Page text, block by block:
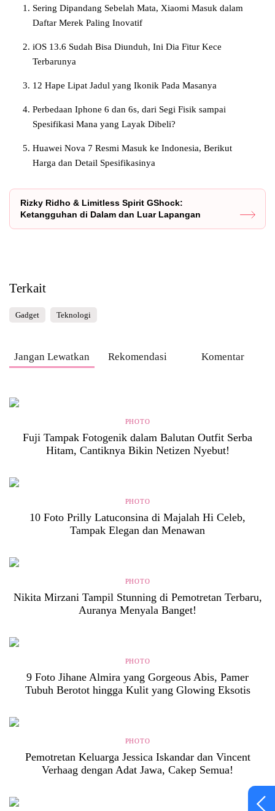
Sering Dipandang Sebelah Mata, Xiaomi Masuk dalam
Daftar Merek Paling Inovatif
iOS 13.6 Sudah Bisa Diunduh, Ini Dia Fitur Kece
Terbarunya
12 Hape Lipat Jadul yang Ikonik Pada Masanya
Perbedaan Iphone 6 dan 6s, dari Segi Fisik sampai
Spesifikasi Mana yang Layak Dibeli?
Huawei Nova 7 Resmi Masuk ke Indonesia, Berikut
Harga dan Detail Spesifikasinya
Rizky Ridho & Limitless Spirit GShock:
Ketangguhan di Dalam dan Luar Lapangan
Terkait
Gadget Teknologi
Jangan Lewatkan Rekomendasi Komentar
PHOTO
Fuji Tampak Fotogenik dalam Balutan Outfit Serba
Hitam, Cantiknya Bikin Netizen Nyebut!
PHOTO
10 Foto Prilly Latuconsina di Majalah Hi Celeb,
Tampak Elegan dan Menawan
PHOTO
Nikita Mirzani Tampil Stunning di Pemotretan Terbaru,
Auranya Menyala Banget!
PHOTO
9 Foto Jihane Almira yang Gorgeous Abis, Pamer
Tubuh Berotot hingga Kulit yang Glowing Eksotis
PHOTO
Pemotretan Keluarga Jessica Iskandar dan Vincent
Verhaag dengan Adat Jawa, Cakep Semua!